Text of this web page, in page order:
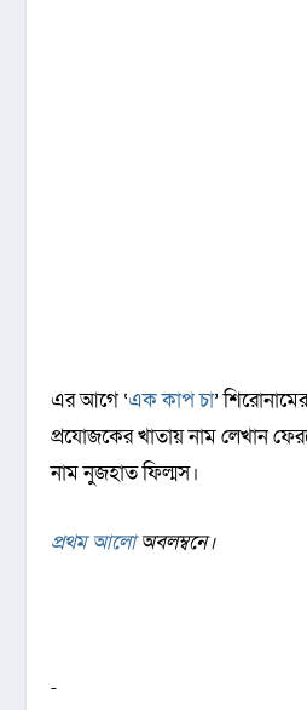
এর আগে ‘এক কাপ চা’
প্রযোজকের খাতায় নাম লেখান
নাম নুজহাত ফিল্মস।
প্রথম আলোঅবলম্বনে।